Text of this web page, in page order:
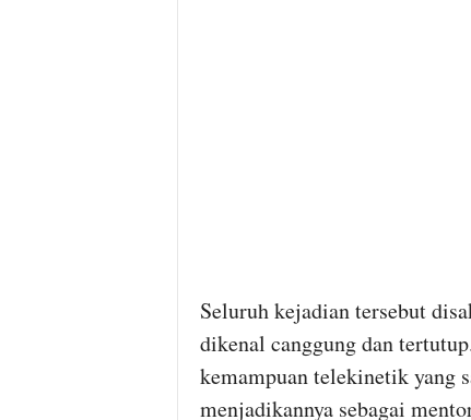
Seluruh kejadian tersebut
dikenal canggung dan
kemampuan telekinetik yang
menjadikannya sebagai